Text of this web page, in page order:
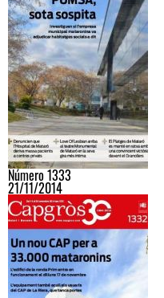
Número 1333
21/11/2014